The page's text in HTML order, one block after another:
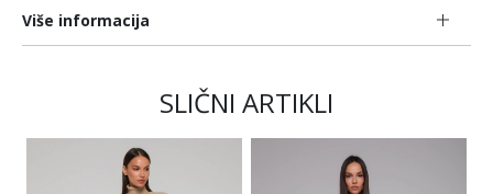
Više informacija
SLIČNI ARTIKLI